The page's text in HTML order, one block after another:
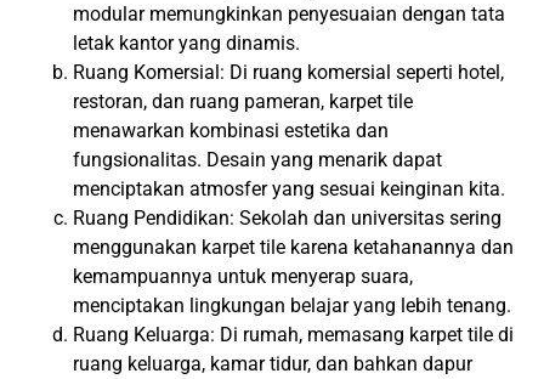
modular memungkinkan penyesuaian dengan tata
letak kantor yang dinamis.
Ruang Komersial: Di ruang komersial seperti hotel,
restoran, dan ruang pameran, karpet tile
menawarkan kombinasi estetika dan
fungsionalitas. Desain yang menarik dapat
menciptakan atmosfer yang sesuai keinginan kita.
Ruang Pendidikan: Sekolah dan universitas sering
menggunakan karpet tile karena ketahanannya dan
kemampuannya untuk menyerap suara,
menciptakan lingkungan belajar yang lebih tenang.
Ruang Keluarga: Di rumah, memasang karpet tile di
ruang keluarga, kamar tidur, dan bahkan dapur